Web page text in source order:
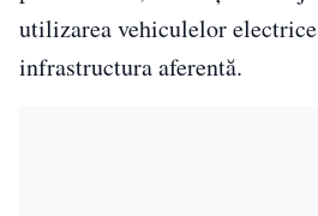
utilizarea vehiculelor
infrastructura aferentă.